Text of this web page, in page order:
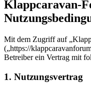
Klappcaravan-
Mit dem Zugriff auf
(„https://
Betreiber ein Vertrag mit
1. Nutzungsvertrag